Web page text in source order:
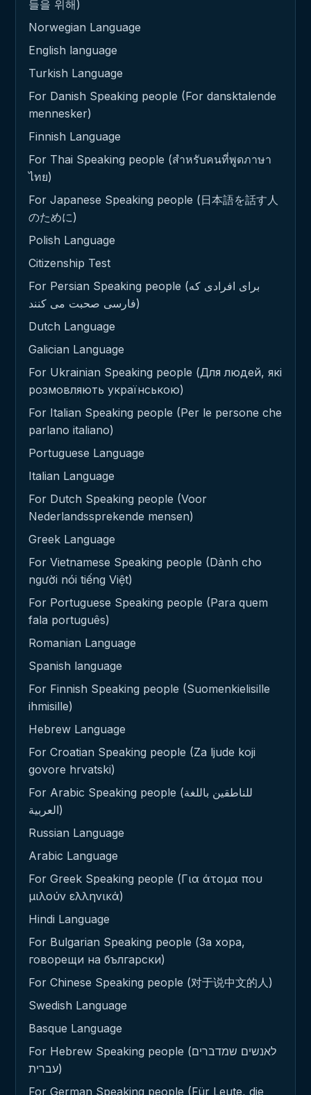
들을 위해)
Norwegian Language
English language
Turkish Language
For Danish Speaking people (For dansktalende
mennesker)
Finnish Language
For Thai Speaking people (สำหรับคนที่พูดภาษา
ไทย)
For Japanese Speaking people (日本語を話す人
のために)
Polish Language
Citizenship Test
For Persian Speaking people (برای افرادی که
فارسی صحبت می کنند)
Dutch Language
Galician Language
For Ukrainian Speaking people (Для людей, які
розмовляють українською)
For Italian Speaking people (Per le persone che
parlano italiano)
Portuguese Language
Italian Language
For Dutch Speaking people (Voor
Nederlandssprekende mensen)
Greek Language
For Vietnamese Speaking people (Dành cho
người nói tiếng Việt)
For Portuguese Speaking people (Para quem
fala português)
Romanian Language
Spanish language
For Finnish Speaking people (Suomenkielisille
ihmisille)
Hebrew Language
For Croatian Speaking people (Za ljude koji
govore hrvatski)
For Arabic Speaking people (للناطقين باللغة
العربية)
Russian Language
Arabic Language
For Greek Speaking people (Για άτομα που
μιλούν ελληνικά)
Hindi Language
For Bulgarian Speaking people (За хора,
говорещи на български)
For Chinese Speaking people (对于说中文的人)
Swedish Language
Basque Language
For Hebrew Speaking people (לאנשים שמדברים
עברית)
For German Speaking people (Für Leute, die